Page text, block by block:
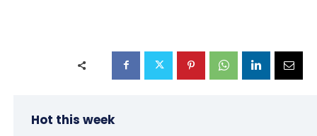
Hot this week